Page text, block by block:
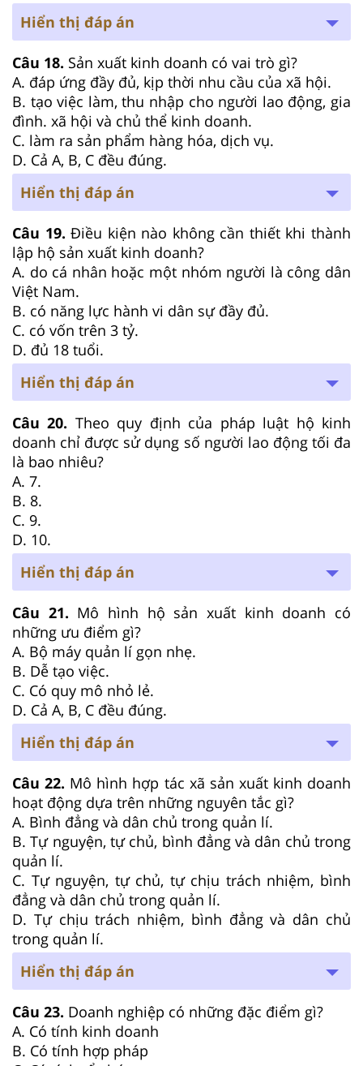
Hiển thị đáp án
Câu 18. Sản xuất kinh doanh có vai trò gì?
A. đáp ứng đầy đủ, kịp thời nhu cầu của xã hội.
B. tạo việc làm, thu nhập cho người lao động, gia
đình. xã hội và chủ thể kinh doanh.
C. làm ra sản phẩm hàng hóa, dịch vụ.
D. Cả A, B, C đều đúng.
Hiển thị đáp án
Câu 19. Điều kiện nào không cần thiết khi thành
lập hộ sản xuất kinh doanh?
A. do cá nhân hoặc một nhóm người là công dân
Việt Nam.
B. có năng lực hành vi dân sự đầy đủ.
C. có vốn trên 3 tỷ.
D. đủ 18 tuổi.
Hiển thị đáp án
Câu 20. Theo quy định của pháp luật hộ kinh
doanh chỉ được sử dụng số người lao động tối đa
là bao nhiêu?
A. 7.
B. 8.
C. 9.
D. 10.
Hiển thị đáp án
Câu 21. Mô hình hộ sản xuất kinh doanh có
những ưu điểm gì?
A. Bộ máy quản lí gọn nhẹ.
B. Dễ tạo việc.
C. Có quy mô nhỏ lẻ.
D. Cả A, B, C đều đúng.
Hiển thị đáp án
Câu 22. Mô hình hợp tác xã sản xuất kinh doanh
hoạt động dựa trên những nguyên tắc gì?
A. Bình đẳng và dân chủ trong quản lí.
B. Tự nguyện, tự chủ, bình đẳng và dân chủ trong
quản lí.
C. Tự nguyện, tự chủ, tự chịu trách nhiệm, bình
đẳng và dân chủ trong quản lí.
D. Tự chịu trách nhiệm, bình đẳng và dân chủ
trong quản lí.
Hiển thị đáp án
Câu 23. Doanh nghiệp có những đặc điểm gì?
A. Có tính kinh doanh
B. Có tính hợp pháp